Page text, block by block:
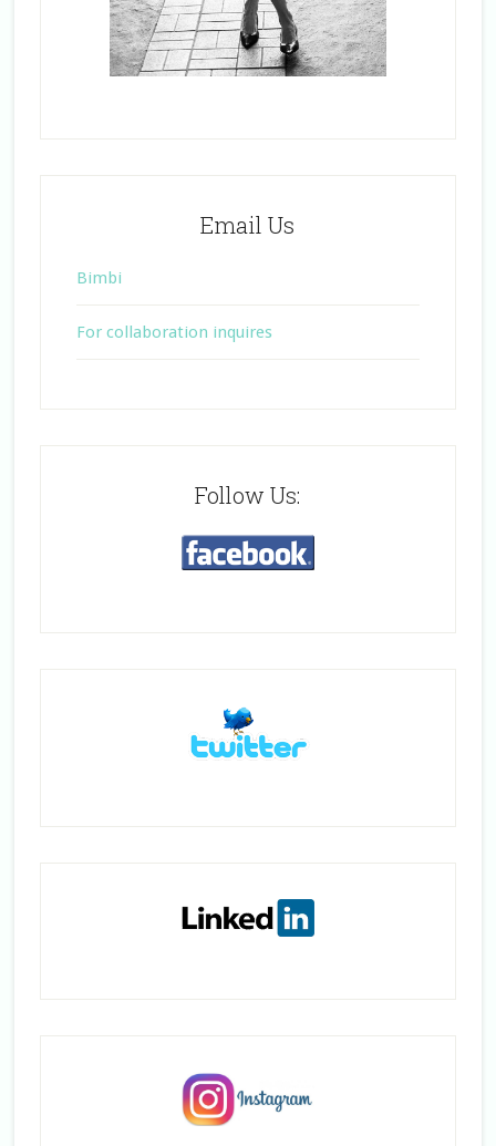
Email Us
Bimbi
For collaboration inquires
Follow Us: